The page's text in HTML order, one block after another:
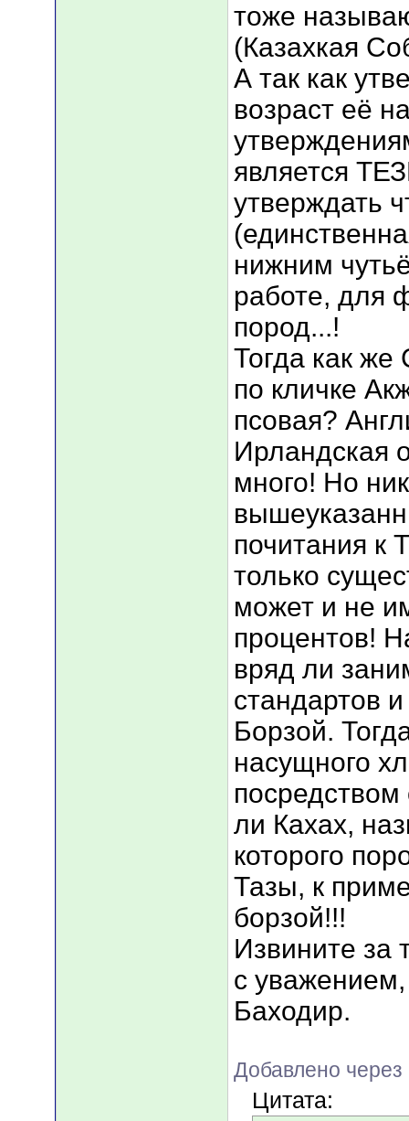
тоже
(Казахкая
А так как
возраст её
является
утверждать
нижним
работе, для
пород...!
Тогда как же
по кличке
псовая?
Ирландская
много! Но
почитания к
только
может и не
процентов!
вряд ли
стандартов
Борзой.
насущного
ли Кахах,
которого
Тазы, к
борзой!!!
Извините за
с уважением,
Баходир.
Добавлено
Цитата: